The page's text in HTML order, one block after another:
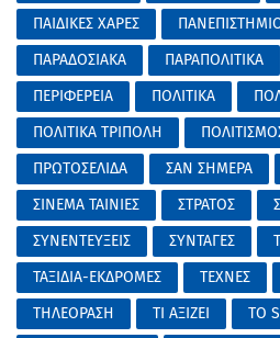
ΠΑΙΔΙΚΕΣ ΧΑΡΕΣ
ΠΑΡΑΔΟΣΙΑΚΑ
ΠΑΡΑΠΟΛΙΤΙΚΑ
ΠΕΡΙΦΕΡΕΙΑ
ΠΟΛΙΤΙΚΑ
ΠΟΛΙΤΙΚΑ ΤΡΙΠΟΛΗ
ΠΡΩΤΟΣΕΛΙΔΑ
ΣΑΝ ΣΗΜΕΡΑ
ΣΙΝΕΜΑ ΤΑΙΝΙΕΣ
ΣΤΡΑΤΟΣ
ΣΥΝΕΝΤΕΥΞΕΙΣ
ΣΥΝΤΑΓΕΣ
ΤΑΞΙΔΙΑ-ΕΚΔΡΟΜΕΣ
ΤΕΧΝΕΣ
ΤΗΛΕΟΡΑΣΗ
ΤΙ ΑΞΙΖΕΙ
ΤΟ